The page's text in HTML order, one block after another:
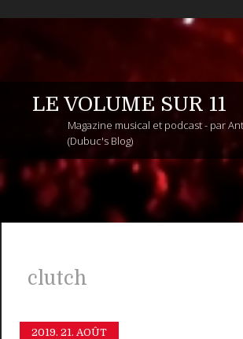
LE VOLUME SUR 11
Magazine musical et podcast - par
(Dubuc's Blog)
clutch
2019. 21. AOÛT